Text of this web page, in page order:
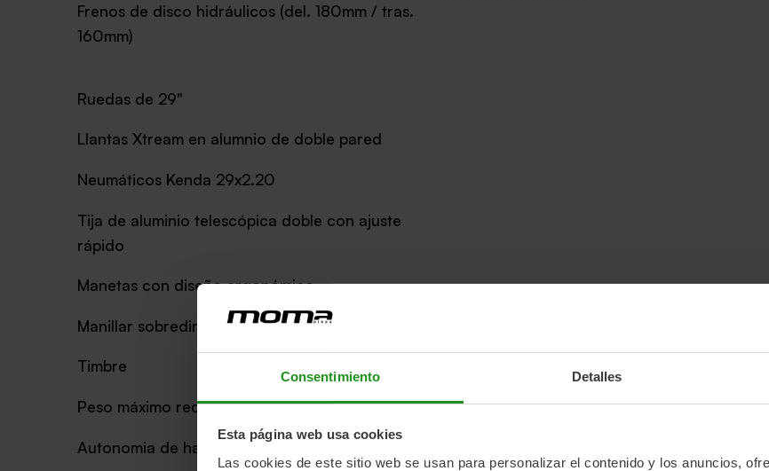
Consentimiento Detalles
Esta página web usa cookies
Las cookies de este sitio web se usan para personalizar el contenido y los anuncios,
Frenos de disco hidráulicos (del. 180mm / tras.
160mm)
Ruedas de 29"
Llantas Xtream en alumnio de doble pared
Neumáticos Kenda 29x2.20
Tija de aluminio telescópica doble con ajuste
rápido
Manetas con diseño ergonómico
Manillar sobredimensionado 700mm
Timbre
Peso máximo recomendado 120kg
Autonomia de hasta 120 km - En modo eco